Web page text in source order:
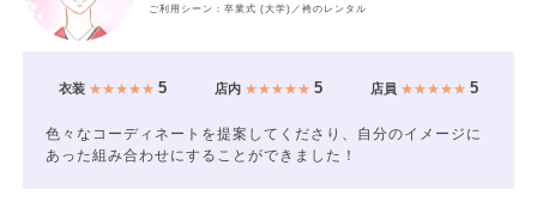
ご利用シーン：卒業式 (大学)／袴のレンタル
衣装★★★★★ 5 店内★★★★★ 5 店員 ★★★★★5
色々なコーディネートを提案してくださり、自分のイメージに
あった組み合わせにすることができました！